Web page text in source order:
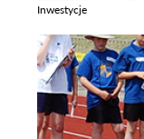
Inwestycje